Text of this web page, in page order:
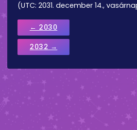
(UTC: 2031. december 14.,
← 2030
2032 →